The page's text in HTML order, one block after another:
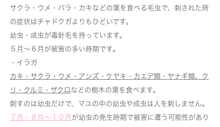
サクラ・ウメ・バラ・カキなどの葉を食べる毛虫で、刺された時
の症状はチャドクガよりもひどいです。
幼虫・成虫が毒針毛を持っています。
５月～６月が被害の多い時期です。
・イラガ
カキ・サクラ・ウメ・アンズ・ケヤキ・カエデ類・ヤナギ類、ク
リ・クルミ・ザクロ などの樹木の葉を食べます。
刺すのは幼虫だけで、マユの中の幼虫や成虫は人を刺しません。
７月・８月～１０月 が幼虫の発生時期で被害に遭う可能性があり